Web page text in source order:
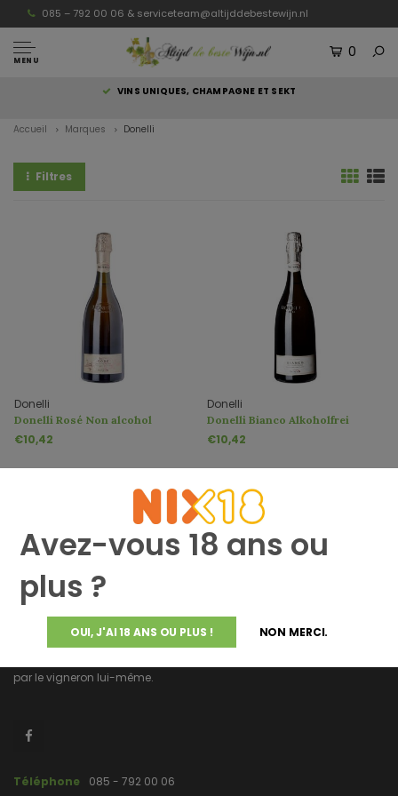
085 – 792 00 06 & serviceteam@altijddebestewijn.nl
MENU
0
VINS UNIQUES, CHAMPAGNE ET SEKT
Avez-vous 18 ans ou
plus ?
OUI, J'AI 18 ANS OU PLUS ! NON MERCI.
Accueil Marques Donelli
Filtres
Donelli
Donelli Rosé Non alcohol
€10,42
Donelli
Donelli Bianco Alkoholfrei
€10,42
Altijddebestewijn.nl ne propose que des vins de qualité supérieure
par le vigneron lui-même.
Téléphone 085 - 792 00 06